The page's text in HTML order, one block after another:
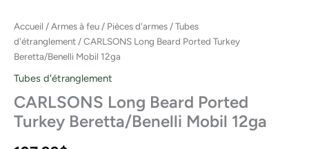
Accueil /Armes à feu/ Pièces d'armes/Tubes
d'étranglement/ CARLSONS Long Beard Ported Turkey
Beretta/Benelli Mobil 12ga
Tubes d'étranglement
CARLSONS Long Beard Ported
Turkey Beretta/Benelli Mobil 12ga